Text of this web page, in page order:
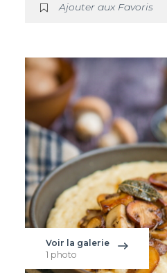
Ajouter aux Favoris
Voir la galerie
1 photo